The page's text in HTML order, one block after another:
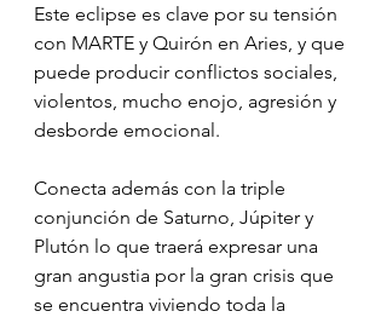
Este eclipse es clave por su tensión
con MARTE y Quirón en Aries, y que
puede producir conflictos sociales,
violentos, mucho enojo, agresión y
desborde emocional.
Conecta además con la triple
conjunción de Saturno, Júpiter y
Plutón lo que traerá expresar una
gran angustia por la gran crisis que
se encuentra viviendo toda la